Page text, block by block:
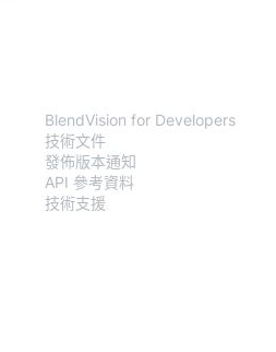
BlendVision for Developers
技術文件
發佈版本通知
API 參考資料
技術支援